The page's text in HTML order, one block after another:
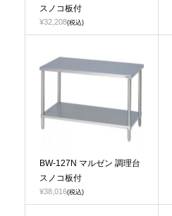
スノコ板付
¥32,208(税込)
BW-127N マルゼン 調理台
スノコ板付
¥38,016(税込)